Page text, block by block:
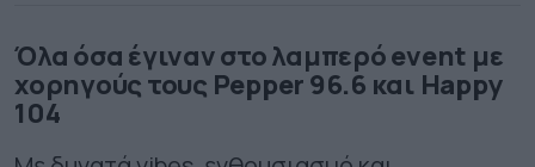
Όλα όσα έγιναν στο λαμπερό event με
χορηγούς τους Pepper 96.6 και Happy
104